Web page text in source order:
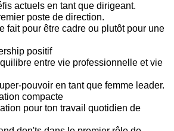
actuels en tant que dirigeant.
poste de direction.
fait pour être cadre ou plutôt pour une
positif
entre vie professionnelle et vie
pouvoir en tant que femme leader.
compacte
pour ton travail quotidien de